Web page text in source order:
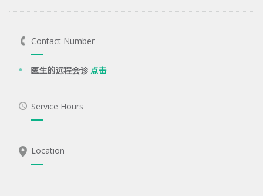
Contact Number
医生的远程会诊点击
Service Hours
Location